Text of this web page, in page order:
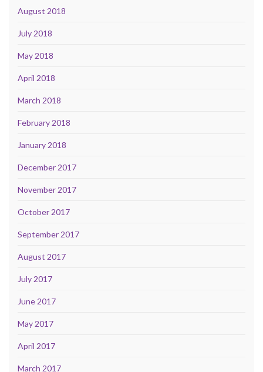
August 2018
July 2018
May 2018
April 2018
March 2018
February 2018
January 2018
December 2017
November 2017
October 2017
September 2017
August 2017
July 2017
June 2017
May 2017
April 2017
March 2017